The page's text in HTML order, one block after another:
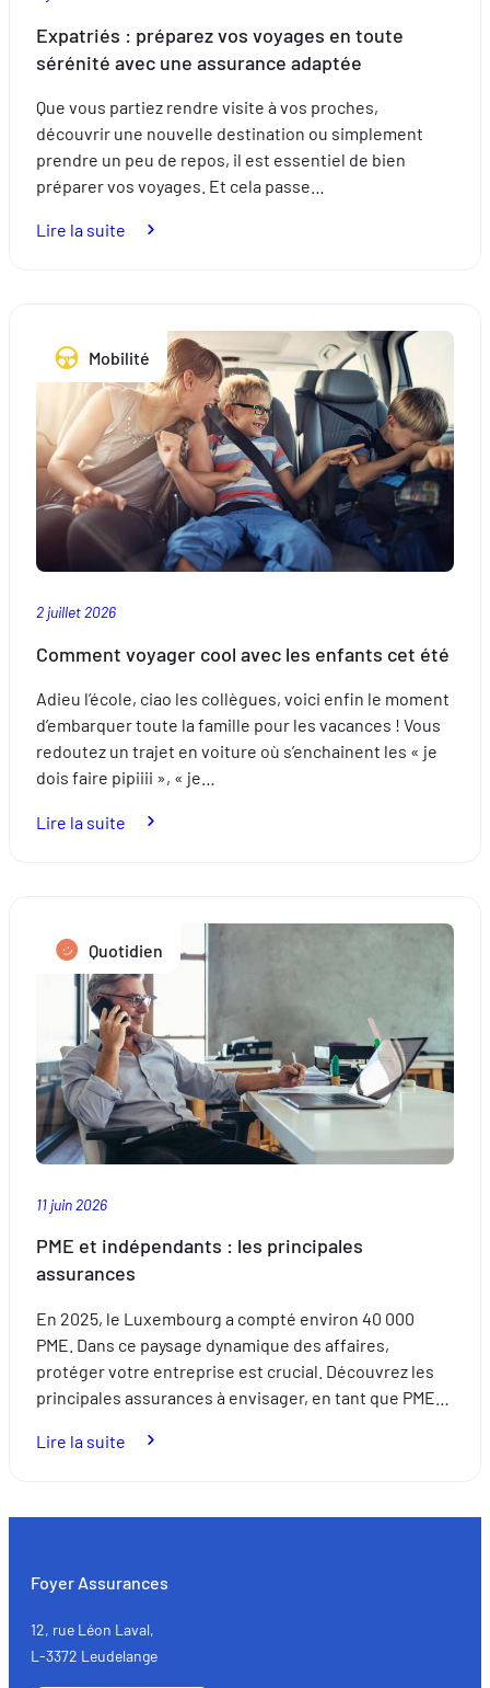
Expatriés : préparez vos voyages en toute
sérénité avec une assurance adaptée
Que vous partiez rendre visite à vos proches,
découvrir une nouvelle destination ou simplement
prendre un peu de repos, il est essentiel de bien
préparer vos voyages. Et cela passe…
Lire la suite
voyages
en
toute
sérénité
avec
une
assurance
adaptée
Mobilité
2 juillet 2026
Comment voyager cool avec les enfants cet été
Adieu l’école, ciao les collègues, voici enfin le moment
d’embarquer toute la famille pour les vacances ! Vous
redoutez un trajet en voiture où s’enchainent les « je
dois faire pipiiii », « je…
Lire la suite
les
enfants
cet
été
Quotidien
11 juin 2026
PME et indépendants : les principales
assurances
En 2025, le Luxembourg a compté environ 40 000
PME. Dans ce paysage dynamique des affaires,
protéger votre entreprise est crucial. Découvrez les
principales assurances à envisager, en tant que PME…
Lire la suite
indépendants
assurances
Foyer Assurances
12, rue Léon Laval,
L-3372 Leudelange